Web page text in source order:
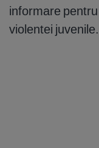
informare
violentei juvenile.